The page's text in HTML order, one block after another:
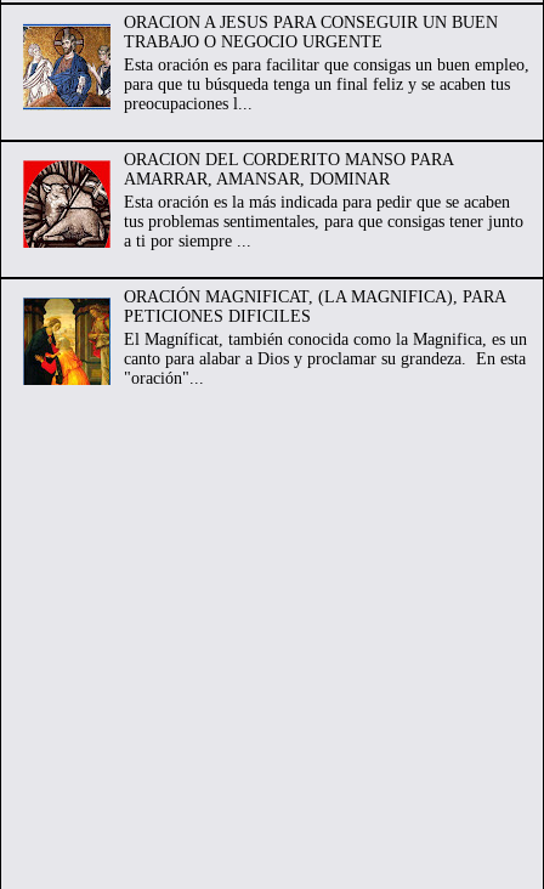
ORACION A JESUS PARA CONSEGUIR UN BUEN
TRABAJO O NEGOCIO URGENTE
Esta oración es para facilitar que consigas un buen empleo,
para que tu búsqueda tenga un final feliz y se acaben tus
preocupaciones l...
ORACION DEL CORDERITO MANSO PARA
AMARRAR, AMANSAR, DOMINAR
Esta oración es la más indicada para pedir que se acaben
tus problemas sentimentales, para que consigas tener junto
a ti por siempre ...
ORACIÓN MAGNIFICAT, (LA MAGNIFICA), PARA
PETICIONES DIFICILES
El Magníficat, también conocida como la Magnifica, es un
canto para alabar a Dios y proclamar su grandeza. En esta
"oración"...